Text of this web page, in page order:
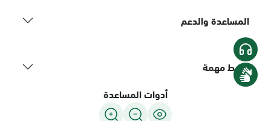
المساعدة والدعم
روابط مهمة
أدوات المساعدة